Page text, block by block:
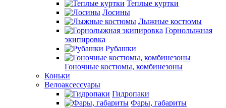
Теплые куртки
Лосины
Лыжные костюмы
Горнолыжная
экипировка
Рубашки
Гоночные костюмы, комбинезоны
Коньки
Велоаксессуары
Гидропаки
Фары, габариты